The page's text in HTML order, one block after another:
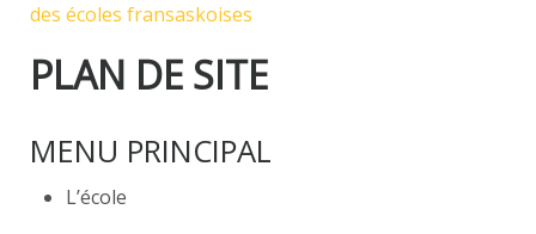
des écoles fransaskoises
PLAN DE SITE
MENU PRINCIPAL
L’école